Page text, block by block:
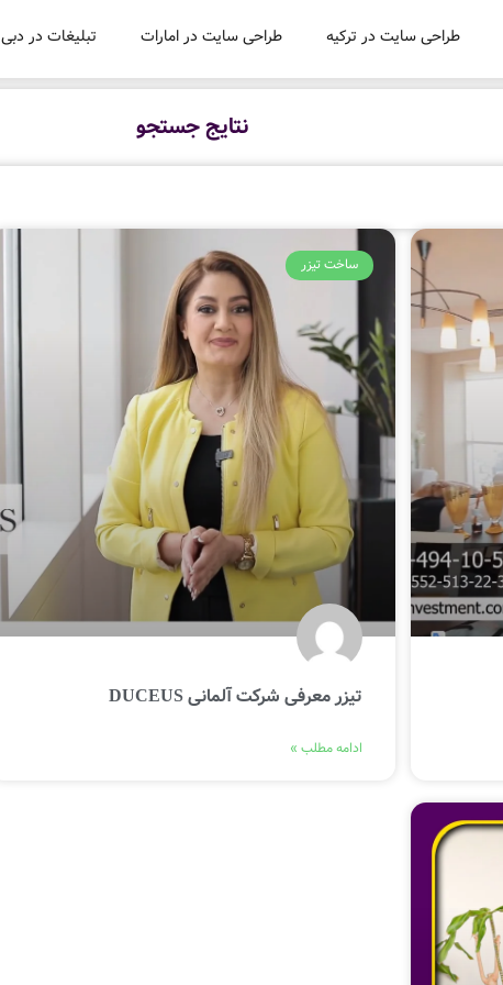
طراحی سایت در ترکیه طراحی سایت در امارات تبلیغات در دبی
نتایج جستجو
ساخت تیزر
تیزر معرفی شرکت آلمانی DUCEUS
ادامه مطلب »